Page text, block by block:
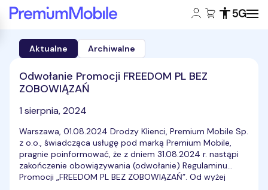
Powróć do strony głównej Konto klienta:
Koszyk:Zasięg
aktualne
Aktualne Archiwalne
Odwołanie Promocji FREEDOM PL BEZ
ZOBOWIĄZAŃ
1 sierpnia, 2024
Warszawa, 01.08.2024 Drodzy Klienci, Premium Mobile Sp.
z o.o., świadcząca usługę pod marką Premium Mobile,
pragnie poinformować, że z dniem 31.08.2024 r. nastąpi
zakończenie obowiązywania (odwołanie) Regulaminu
Promocji „FREEDOM PL BEZ ZOBOWIĄZAŃ”. Od wyżej